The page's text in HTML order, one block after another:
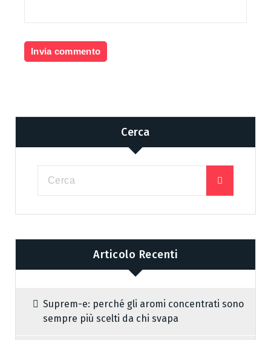
Cerca
Articolo Recenti
Suprem-e: perché gli aromi concentrati sono
sempre più scelti da chi svapa